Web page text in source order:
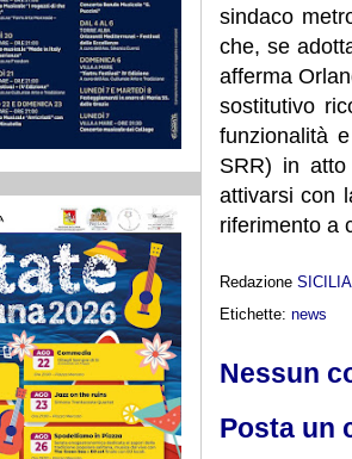
sindaco
che, se
afferma
sostitutivo
funzionalità
SRR) in
attivarsi con
riferimento a
Redazione
Etichette: news
Nessun
Posta un